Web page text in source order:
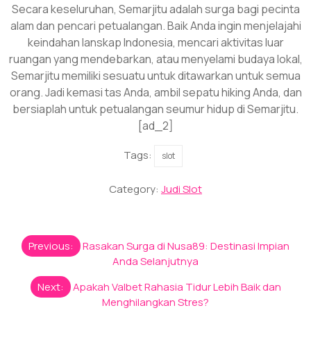
Secara keseluruhan, Semarjitu adalah surga bagi pecinta
alam dan pencari petualangan. Baik Anda ingin menjelajahi
keindahan lanskap Indonesia, mencari aktivitas luar
ruangan yang mendebarkan, atau menyelami budaya lokal,
Semarjitu memiliki sesuatu untuk ditawarkan untuk semua
orang. Jadi kemasi tas Anda, ambil sepatu hiking Anda, dan
bersiaplah untuk petualangan seumur hidup di Semarjitu.
[ad_2]
Tags: slot
Category: Judi Slot
Post
navigation
Previous:
Rasakan Surga di Nusa89: Destinasi Impian
Anda Selanjutnya
Next:
Apakah Valbet Rahasia Tidur Lebih Baik dan
Menghilangkan Stres?